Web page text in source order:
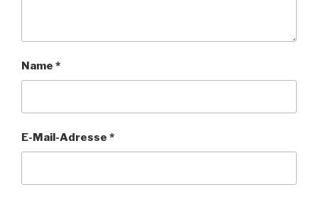
Name *
E-Mail-Adresse *